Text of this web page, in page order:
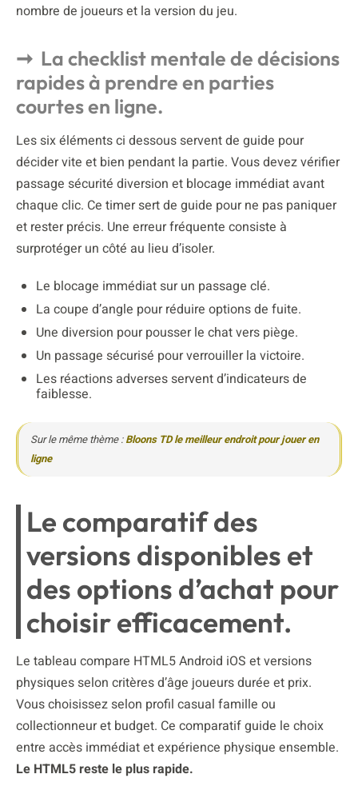
nombre de joueurs et la version du jeu.
La checklist mentale de décisions
rapides à prendre en parties
courtes en ligne.
Les six éléments ci dessous servent de guide pour
décider vite et bien pendant la partie. Vous devez vérifier
passage sécurité diversion et blocage immédiat avant
chaque clic. Ce timer sert de guide pour ne pas paniquer
et rester précis. Une erreur fréquente consiste à
surprotéger un côté au lieu d’isoler.
Le blocage immédiat sur un passage clé.
La coupe d’angle pour réduire options de fuite.
Une diversion pour pousser le chat vers piège.
Un passage sécurisé pour verrouiller la victoire.
Les réactions adverses servent d’indicateurs de
faiblesse.
Sur le même thème :Bloons TD le meilleur endroit pour jouer en
ligne
Le comparatif des
versions disponibles et
des options d’achat pour
choisir efficacement.
Le tableau compare HTML5 Android iOS et versions
physiques selon critères d’âge joueurs durée et prix.
Vous choisissez selon profil casual famille ou
collectionneur et budget. Ce comparatif guide le choix
entre accès immédiat et expérience physique ensemble.
Le HTML5 reste le plus rapide.